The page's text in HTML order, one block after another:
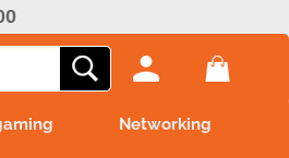
Networking